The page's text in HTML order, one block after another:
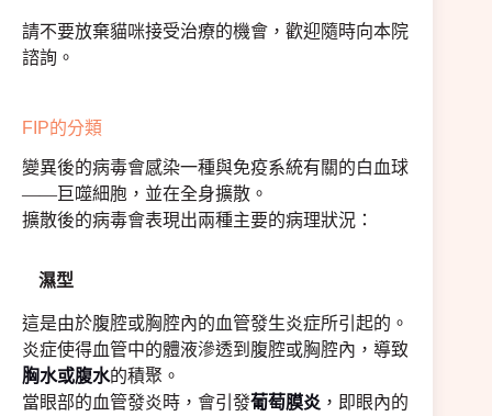
請不要放棄貓咪接受治療的機會，歡迎隨時向本院
諮詢。
FIP的分類
變異後的病毒會感染一種與免疫系統有關的白血球
——巨噬細胞，並在全身擴散。
擴散後的病毒會表現出兩種主要的病理狀況：
濕型
這是由於腹腔或胸腔內的血管發生炎症所引起的。
炎症使得血管中的體液滲透到腹腔或胸腔內，導致
胸水或腹水的積聚。
當眼部的血管發炎時，會引發葡萄膜炎 ，即眼內的